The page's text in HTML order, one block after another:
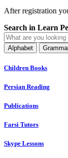
After registration
Search in Learn
Alphabet
Children Books
Persian Reading
Publications
Farsi Tutors
Skype Lessons